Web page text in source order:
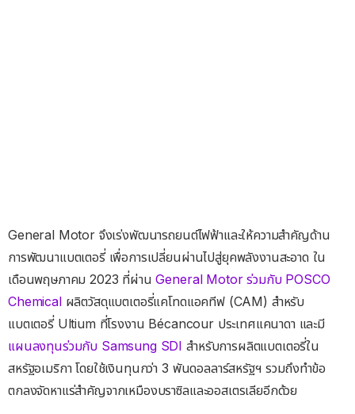
General Motor จึงเร่งพัฒนารถยนต์ไฟฟ้าและให้ความสำคัญด้าน
การพัฒนาแบตเตอรี่ เพื่อการเปลี่ยนผ่านไปสู่ยุคพลังงานสะอาด ใน
เดือนพฤษภาคม 2023 ที่ผ่านGeneral Motor ร่วมกับ POSCO
Chemicalผลิตวัสดุแบตเตอรี่แคโทดแอคทีฟ (CAM) สำหรับ
แบตเตอรี่ Ultium ที่โรงงาน Bécancour ประเทศแคนาดา และมี
แผนลงทุนร่วมกับ Samsung SDI สำหรับการผลิตแบตเตอรี่ใน
สหรัฐอเมริกา โดยใช้เงินทุนกว่า 3 พันดอลลาร์สหรัฐฯ รวมถึงทำข้อ
ตกลงจัดหาแร่สำคัญจากเหมืองบราซิลและออสเตรเลียอีกด้วย